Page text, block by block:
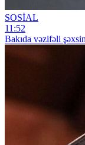
SOSİAL
11:52
Bakıda vəzifəli